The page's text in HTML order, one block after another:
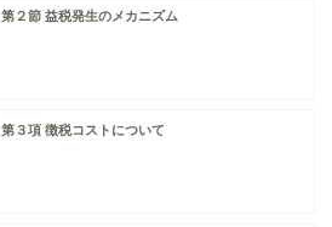
第２節 益税発生のメカニズム
第３項 徴税コストについて